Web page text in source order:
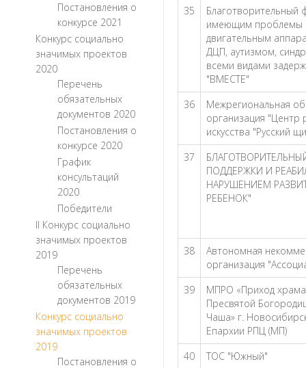
Постановления о
конкурсе 2021
Конкурс социально
значимых проектов
2020
Перечень
обязательных
документов 2020
Постановления о
конкурсе 2020
График
консультаций
2020
Победители
II Конкурс социально
значимых проектов
2019
Перечень
обязательных
документов 2019
Конкурс социально
значимых проектов
2019
Постановления о
35
имеющим проблемы
двигательным
ДЦП, аутизмом,
всеми видами
"ВМЕСТЕ"
36
Межрегиональная
организация "Центр
искусства "Русский
37
ПОДДЕРЖКИ И
НАРУШЕНИЕМ
РЕБЕНОК"
38
Автономная
организация
39
МПРО «Приход
Пресвятой
Чаша» г.
Епархии РПЦ (МП)
40
ТОС "Южный"